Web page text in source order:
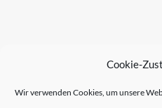
Cookie-
Wir verwenden Cookies, um unsere